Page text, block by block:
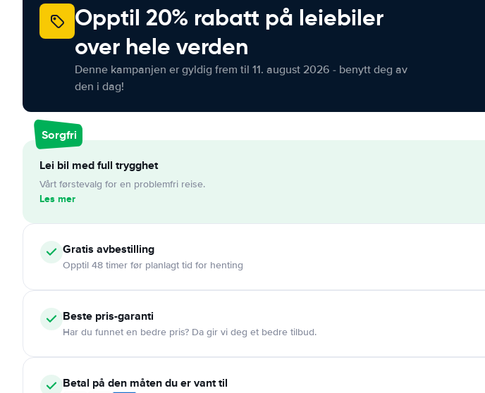
Opptil 20% rabatt på leiebiler
over hele verden
Denne kampanjen er gyldig frem til 11. august 2026 - benytt deg av
den i dag!
Sorgfri
Lei bil med full trygghet
Vårt førstevalg for en problemfri reise.
Les mer
Gratis avbestilling
Opptil 48 timer før planlagt tid for henting
Beste pris-garanti
Har du funnet en bedre pris? Da gir vi deg et bedre tilbud.
Betal på den måten du er vant til